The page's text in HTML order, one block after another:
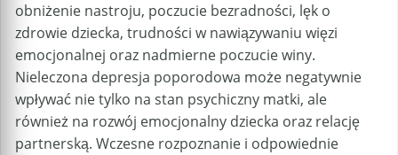
obniżenie nastroju, poczucie bezradności, lęk o
zdrowie dziecka, trudności w nawiązywaniu więzi
emocjonalnej oraz nadmierne poczucie winy.
Nieleczona depresja poporodowa może negatywnie
wpływać nie tylko na stan psychiczny matki, ale
również na rozwój emocjonalny dziecka oraz relację
partnerską. Wczesne rozpoznanie i odpowiednie